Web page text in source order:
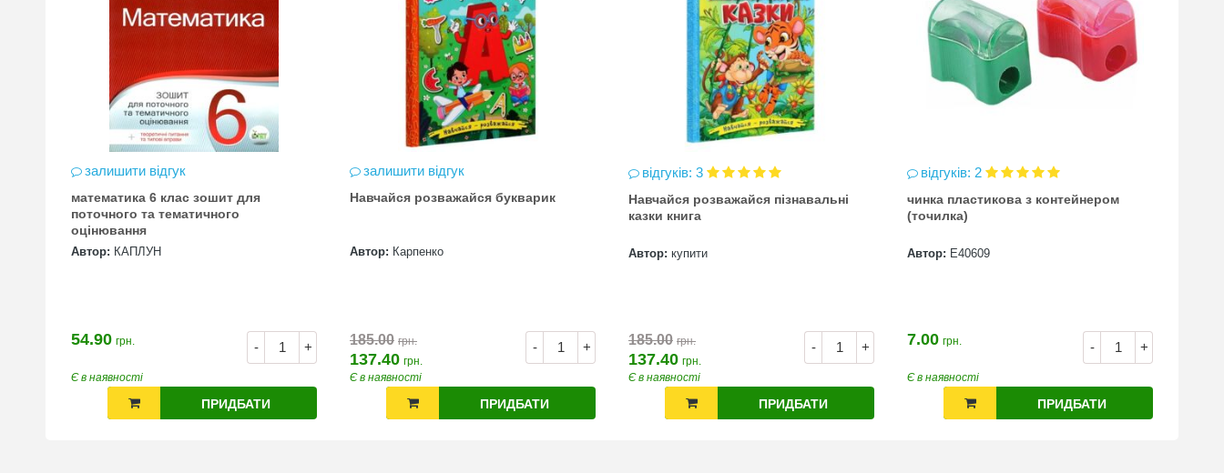
залишити відгук
математика 6 клас зошит для
поточного та тематичного
оцінювання
Автор: КАПЛУН
- +
54.90 грн.
Є в наявності
ПРИДБАТИ
залишити відгук
Навчайся розважайся букварик
Автор: Карпенко
- +
185.00 грн.
137.40 грн.
Є в наявності
ПРИДБАТИ
відгуків: 3
Навчайся розважайся пізнавальні
казки книга
Автор: купити
- +
185.00 грн.
137.40 грн.
Є в наявності
ПРИДБАТИ
відгуків: 2
чинка пластикова з контейнером
(точилка)
Автор: Е40609
- +
7.00 грн.
Є в наявності
ПРИДБАТИ